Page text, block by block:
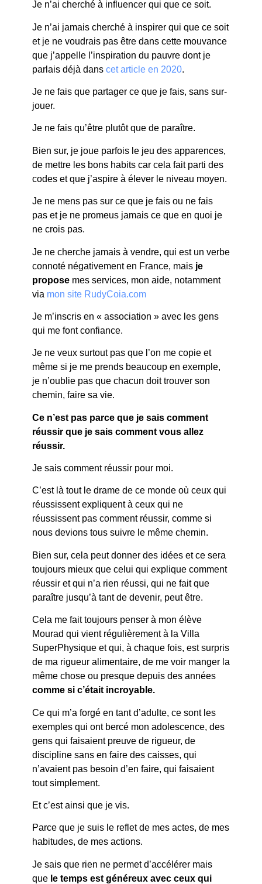
Je n’ai cherché à influencer qui que ce soit.
Je n’ai jamais cherché à inspirer qui que ce soit
et je ne voudrais pas être dans cette mouvance
que j’appelle l’inspiration du pauvre dont je
parlais déjà dans cet article en 2020.
Je ne fais que partager ce que je fais, sans sur-
jouer.
Je ne fais qu’être plutôt que de paraître.
Bien sur, je joue parfois le jeu des apparences,
de mettre les bons habits car cela fait parti des
codes et que j’aspire à élever le niveau moyen.
Je ne mens pas sur ce que je fais ou ne fais
pas et je ne promeus jamais ce que en quoi je
ne crois pas.
Je ne cherche jamais à vendre, qui est un verbe
connoté négativement en France, mais je
proposemes services, mon aide, notamment
via mon site RudyCoia.com
Je m’inscris en « association » avec les gens
qui me font confiance.
Je ne veux surtout pas que l’on me copie et
même si je me prends beaucoup en exemple,
je n’oublie pas que chacun doit trouver son
chemin, faire sa vie.
Ce n’est pas parce que je sais comment
réussir que je sais comment vous allez
réussir.
Je sais comment réussir pour moi.
C’est là tout le drame de ce monde où ceux qui
réussissent expliquent à ceux qui ne
réussissent pas comment réussir, comme si
nous devions tous suivre le même chemin.
Bien sur, cela peut donner des idées et ce sera
toujours mieux que celui qui explique comment
réussir et qui n’a rien réussi, qui ne fait que
paraître jusqu’à tant de devenir, peut être.
Cela me fait toujours penser à mon élève
Mourad qui vient régulièrement à la Villa
SuperPhysique et qui, à chaque fois, est surpris
de ma rigueur alimentaire, de me voir manger la
même chose ou presque depuis des années
comme si c’était incroyable.
Ce qui m’a forgé en tant d’adulte, ce sont les
exemples qui ont bercé mon adolescence, des
gens qui faisaient preuve de rigueur, de
discipline sans en faire des caisses, qui
n’avaient pas besoin d’en faire, qui faisaient
tout simplement.
Et c’est ainsi que je vis.
Parce que je suis le reflet de mes actes, de mes
habitudes, de mes actions.
Je sais que rien ne permet d’accélérer mais
quele temps est généreux avec ceux qui